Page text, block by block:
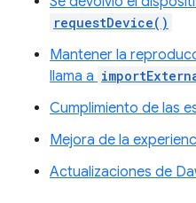
requestDevice()
Mantener la
llama a
Cumplimiento de las
Mejora de la
Actualizaciones de